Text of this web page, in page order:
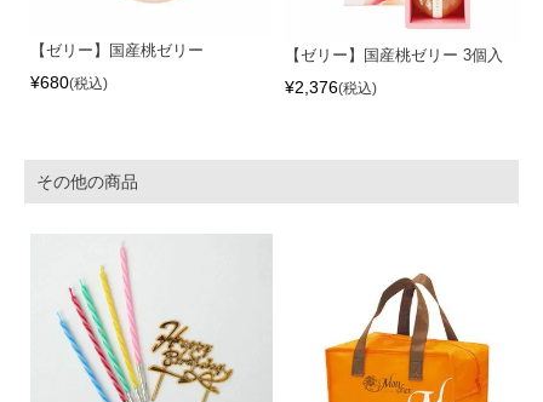
【ゼリー】国産桃ゼリー
¥680 税込
【ゼリー】国産桃ゼリー 3個入
¥2,376 税込
その他の商品